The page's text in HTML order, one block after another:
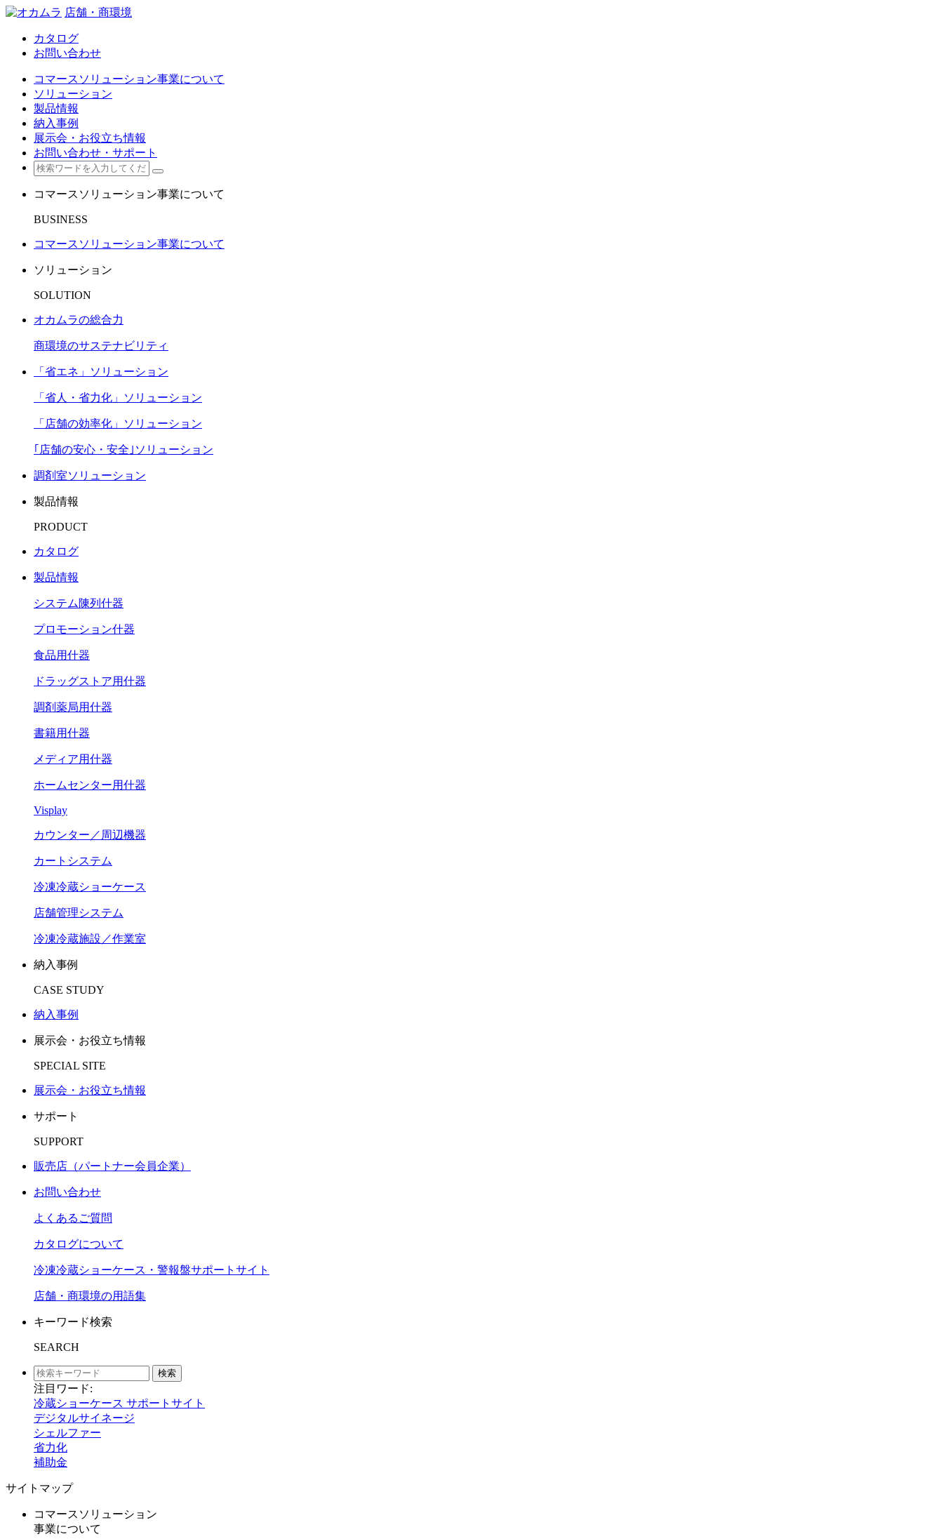
店舗・商環境
カタログ
お問い合わせ
コマースソリューション事業について
ソリューション
製品情報
納入事例
展示会・お役立ち情報
お問い合わせ・サポート
コマースソリューション事業について
BUSINESS
コマースソリューション事業について
ソリューション
SOLUTION
オカムラの総合力
商環境のサステナビリティ
「省エネ」ソリューション
「省人・省力化」ソリューション
「店舗の効率化」ソリューション
｢店舗の安心・安全｣ソリューション
調剤室ソリューション
製品情報
PRODUCT
カタログ
製品情報
システム陳列什器
プロモーション什器
食品用什器
ドラッグストア用什器
調剤薬局用什器
書籍用什器
メディア用什器
ホームセンター用什器
Visplay
カウンター／周辺機器
カートシステム
冷凍冷蔵ショーケース
店舗管理システム
冷凍冷蔵施設／作業室
納入事例
CASE STUDY
納入事例
展示会・お役立ち情報
SPECIAL SITE
展示会・お役立ち情報
サポート
SUPPORT
販売店（パートナー会員企業）
お問い合わせ
よくあるご質問
カタログについて
冷凍冷蔵ショーケース・警報盤サポートサイト
店舗・商環境の用語集
キーワード検索
SEARCH
検索
注目ワード:
冷蔵ショーケース サポートサイト
デジタルサイネージ
シェルファー
省力化
補助金
サイトマップ
コマースソリューション
事業について